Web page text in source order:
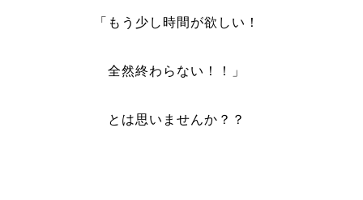
「もう少し時間が欲しい！
全然終わらない！！」
とは思いませんか？？